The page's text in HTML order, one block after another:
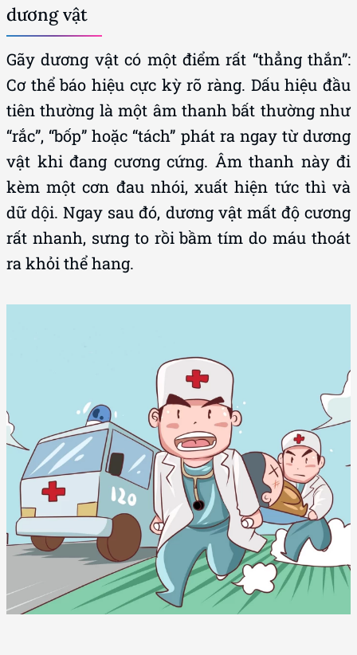
dương vật
Gãy dương vật có một điểm rất “thẳng thắn”:
Cơ thể báo hiệu cực kỳ rõ ràng. Dấu hiệu đầu
tiên thường là một âm thanh bất thường như
“rắc”, “bốp” hoặc “tách” phát ra ngay từ dương
vật khi đang cương cứng. Âm thanh này đi
kèm một cơn đau nhói, xuất hiện tức thì và
dữ dội. Ngay sau đó, dương vật mất độ cương
rất nhanh, sưng to rồi bầm tím do máu thoát
ra khỏi thể hang.